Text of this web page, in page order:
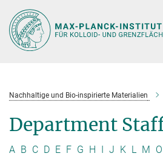
Hauptinhalt
Nachhaltige und Bio-inspirierte Materialien
Department
A B C D E F G H I J K L M O